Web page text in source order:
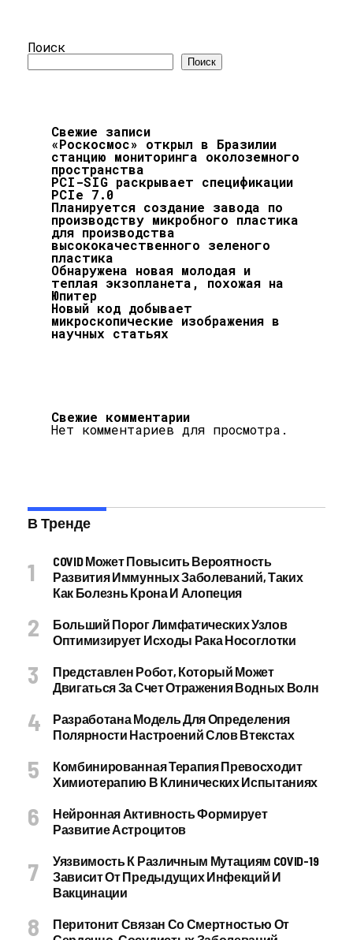
Поиск
Поиск
Свежие записи
«Роскосмос» открыл в Бразилии
станцию мониторинга околоземного
пространства
PCI-SIG раскрывает спецификации
PCIe 7.0
Планируется создание завода по
производству микробного пластика
для производства
высококачественного зеленого
пластика
Обнаружена новая молодая и
теплая экзопланета, похожая на
Юпитер
Новый код добывает
микроскопические изображения в
научных статьях
Свежие комментарии
Нет комментариев для просмотра.
В Тренде
COVID Может Повысить Вероятность
Развития Иммунных Заболеваний, Таких
Как Болезнь Крона И Алопеция
Больший Порог Лимфатических Узлов
Оптимизирует Исходы Рака Носоглотки
Представлен Робот, Который Может
Двигаться За Счет Отражения Водных Волн
Разработана Модель Для Определения
Полярности Настроений Слов Втекстах
Комбинированная Терапия Превосходит
Химиотерапию В Клинических Испытаниях
Нейронная Активность Формирует
Развитие Астроцитов
Уязвимость К Различным Мутациям COVID-19
Зависит От Предыдущих Инфекций И
Вакцинации
Перитонит Связан Со Смертностью От